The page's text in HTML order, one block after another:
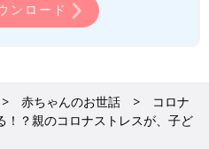
ンロード
赤ちゃんのお世話
コロナ
？親のコロナストレスが、子ど